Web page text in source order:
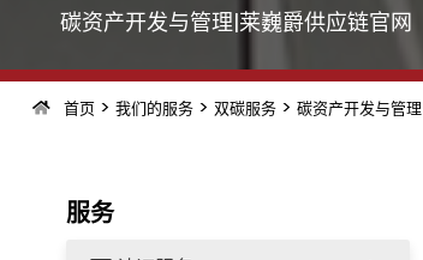
碳资产开发与管理|莱巍爵供应链官网
首页> 我们的服务> 双碳服务> 碳资产开发与管理
服务